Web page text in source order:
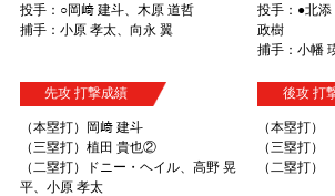
投手：○岡﨑 建斗、木原 道哲
捕手：小原 孝太、向永 翼
投手：●北
政樹
捕手：小幡
先攻 打撃成績
（本塁打）岡﨑 建斗
（三塁打）植田 貴也②
（二塁打）ドニー・ヘイル、高野 晃
平、小原 孝太
後攻 打
（本塁打）
（三塁打）
（二塁打）